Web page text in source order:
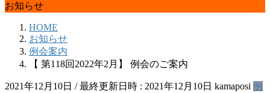
お知らせ
HOME
お知らせ
例会案内
【 第118回2022年2月】 例会のご案内
2021年12月10日 / 最終更新日時 : 2021年12月10日 kamaposi 例